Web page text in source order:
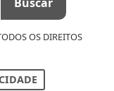
OS DIREITOS